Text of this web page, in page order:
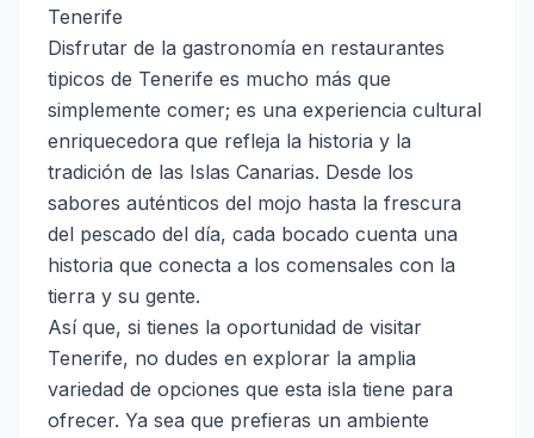
Tenerife
Disfrutar de la gastronomía en restaurantes
tipicos de Tenerife es mucho más que
simplemente comer; es una experiencia cultural
enriquecedora que refleja la historia y la
tradición de las Islas Canarias. Desde los
sabores auténticos del mojo hasta la frescura
del pescado del día, cada bocado cuenta una
historia que conecta a los comensales con la
tierra y su gente.
Así que, si tienes la oportunidad de visitar
Tenerife, no dudes en explorar la amplia
variedad de opciones que esta isla tiene para
ofrecer. Ya sea que prefieras un ambiente